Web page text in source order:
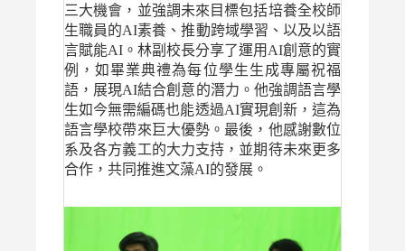
三大機會，並強調未來目標包括培養全校師
生職員的AI素養、推動跨域學習、以及以語
言賦能AI。林副校長分享了運用AI創意的實
例，如畢業典禮為每位學生生成專屬祝福
語，展現AI結合創意的潛力。他強調語言學
生如今無需編碼也能透過AI實現創新，這為
語言學校帶來巨大優勢。最後，他感謝數位
系及各方義工的大力支持，並期待未來更多
合作，共同推進文藻AI的發展。